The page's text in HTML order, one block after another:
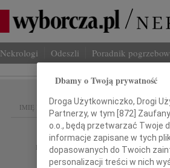
Nekrologi Odeszli Poradnik
IMIĘ I NAZWISKO:
REGION: Gdańsk
DATA EMISJI: 23.09.2011
Dbamy o Twoją prywatność
Droga Użytkowniczko, Drogi
Partnerzy, w tym [872]
o.o., będą przetwarzać Twoje
informacje zapisane w tych
dopasowanych do Twoich
personalizacji treści w nich